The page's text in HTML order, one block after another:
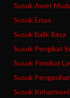
Susuk Awet
Susuk Emas
Susuk Balik Rasa
Susuk Pengikat
Susuk Pemikat
Susuk
Susuk